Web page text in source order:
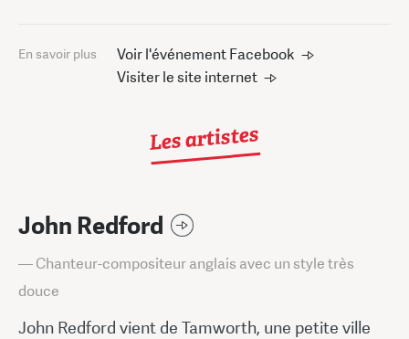
En savoir plus
Voir l'événement Facebook
Visiter le site internet
Les artistes
John Redford
— Chanteur-compositeur anglais avec un style très
douce
John Redford vient de Tamworth, une petite ville